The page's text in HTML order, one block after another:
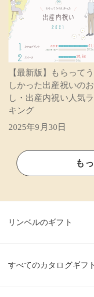
【最新版】もらって
しかった出産祝いの
し・出産内祝い人気
キング
2025年9月30日
も
リンベルのギフト
すべてのカタログギフト